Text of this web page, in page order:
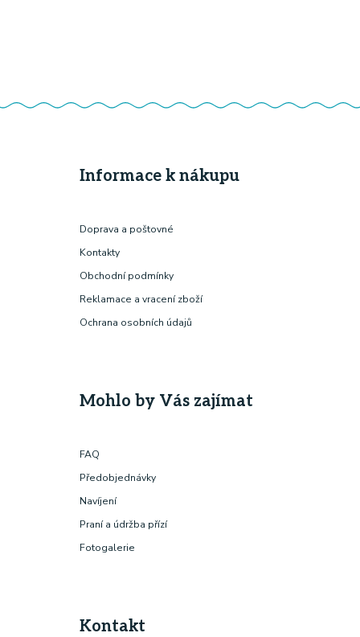
Informace k nákupu
Doprava a poštovné
Kontakty
Obchodní podmínky
Reklamace a vracení zboží
Ochrana osobních údajů
Mohlo by Vás zajímat
FAQ
Předobjednávky
Navíjení
Praní a údržba přízí
Fotogalerie
Kontakt